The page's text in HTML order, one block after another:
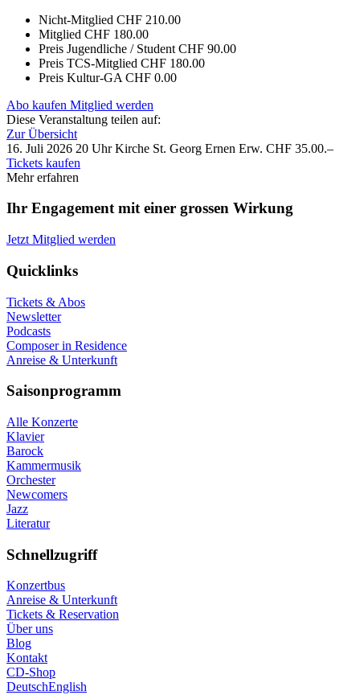
Nicht-Mitglied CHF 210.00
Mitglied CHF 180.00
Preis Jugendliche / Student CHF 90.00
Preis TCS-Mitglied CHF 180.00
Preis Kultur-GA CHF 0.00
Abo kaufen Mitglied werden
Diese Veranstaltung teilen auf:
Zur Übersicht
16. Juli 2026 20 Uhr Kirche St. Georg Ernen Erw. CHF 35.00.–
Tickets kaufen
Mehr erfahren
Ihr Engagement mit einer grossen Wirkung
Jetzt Mitglied werden
Quicklinks
Tickets & Abos
Newsletter
Podcasts
Composer in Residence
Anreise & Unterkunft
Saisonprogramm
Alle Konzerte
Klavier
Barock
Kammermusik
Orchester
Newcomers
Jazz
Literatur
Schnellzugriff
Konzertbus
Anreise & Unterkunft
Tickets & Reservation
Über uns
Blog
Kontakt
CD-Shop
DeutschEnglish